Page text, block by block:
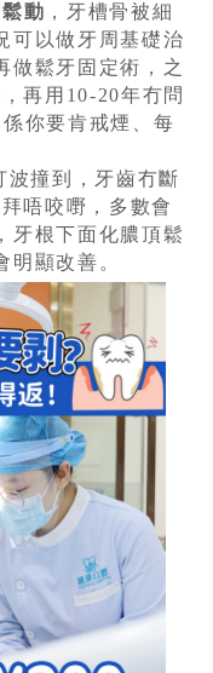
動 ，牙槽骨被細
可以做牙周基礎治
做鬆牙固定術，之
再用10-20年冇問
你要肯戒煙、每
波撞到，牙齒冇斷
唔咬嘢，多數會
牙根下面化膿頂鬆
明顯改善。